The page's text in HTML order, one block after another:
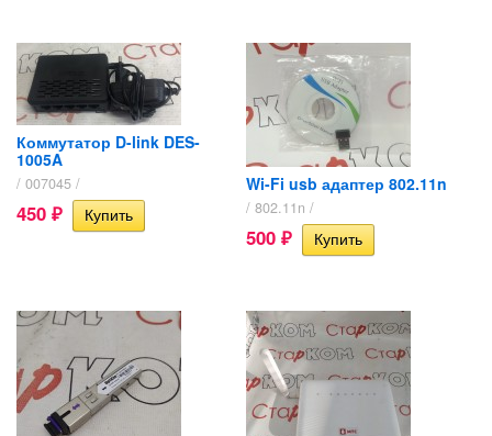
Коммутатор D-link DES-
1005A
/ 007045 /
450 ₽
Wi-Fi usb адаптер 802.11n
/ 802.11n /
500 ₽